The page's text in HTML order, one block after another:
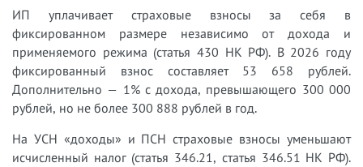
ИП уплачивает страховые взносы за себя в
фиксированном размере независимо от дохода и
применяемого режима (статья 430 НК РФ). В 2026 году
фиксированный взнос составляет 53 658 рублей.
Дополнительно — 1% с дохода, превышающего 300 000
рублей, но не более 300 888 рублей в год.
На УСН «доходы» и ПСН страховые взносы уменьшают
исчисленный налог (статья 346.21, статья 346.51 НК РФ).